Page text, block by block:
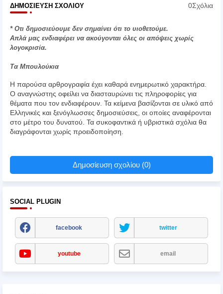
ΔΗΜΟΣΊΕΥΣΗ ΣΧΟΛΊΟΥ 0Σχόλια
* Οτι δημοσιεύουμε δεν σημαίνει ότι το υιοθετούμε.
Απλά μας ενδιαφέρει να ακούγονται όλες οι απόψεις χωρίς
λογοκρισία.
Τα Μπουλούκια
Η παρούσα αρθρογραφία έχει καθαρά ενημερωτικό χαρακτήρα.
Ο αναγνώστης οφείλει να διασταυρώνει τις πληροφορίες για
θέματα που τον ενδιαφέρουν. Τα κείμενα βασίζονται σε υλικό από
Ελληνικές και ξενόγλωσσες δημοσιεύσεις, οι οποίες αναφέρονται
στο μέτρο του δυνατού. Τα συκοφαντικά ή υβριστικά σχόλια θα
διαγράφονται χωρίς προειδοποίηση.
Δημοσίευση σχολίου (0)
SOCIAL PLUGIN
facebook twitter
youtube email